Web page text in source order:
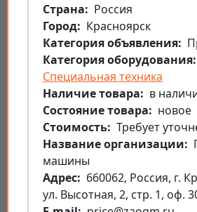
Страна
Россия
Город
Красноярск
Категория объявления
Категория оборудования
Специальная техника
Наличие товара
в
Состояние товара
новое
Стоимость Требует
Название организации
машины
Aдрес
660062, Россия, г.
ул. Высотная, 2, стр. 1, оф.